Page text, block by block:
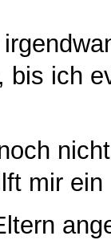
bis ich
mir ein